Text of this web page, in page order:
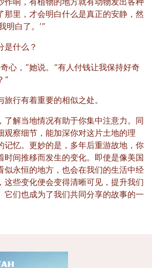
作响，有植物的地方就有动物发出各种
那里，才会明白什么是真正的安静，然
明白了。’”
是什么？
心，”她说。“有人付钱让我保持好奇
”
旅行有着重要的相似之处。
了解当地情况有助于你集中注意力。同
观察细节，能加深你对这片土地的理
记忆。更妙的是，多年后重游故地，你
时间推移而发生的变化。即使是像美国
似永恒的地方，也会在我们的生活中经
这些变化便会变得清晰可见，提升我们
它们也成为了我们共同分享的故事的一